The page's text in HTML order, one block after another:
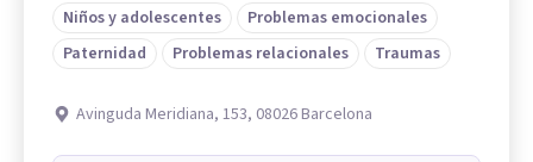
Niños y adolescentes
Problemas emocionales
Paternidad
Problemas relacionales Traumas
Avinguda Meridiana, 153, 08026 Barcelona